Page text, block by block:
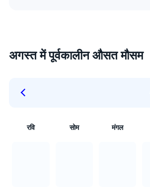
अगस्त में पूर्वकालीन औसत मौसम
रवि सोम मंगल